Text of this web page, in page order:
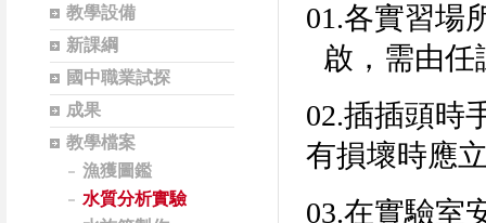
教學設備
新課綱
國中職業試探
成果
教學檔案
漁獲圖鑑
水質分析實驗
01.各實習場
啟，需由任
02.插插頭時
有損壞時應
03.在實驗室